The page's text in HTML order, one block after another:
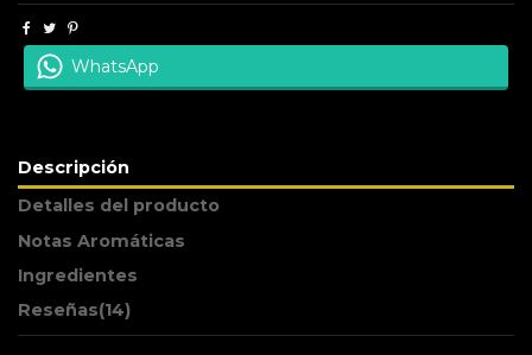
WhatsApp
Descripción
Detalles del producto
Notas Aromáticas
Ingredientes
Reseñas(14)